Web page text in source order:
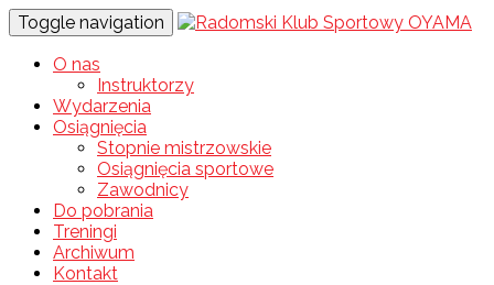
Toggle navigation
O nas
Instruktorzy
Wydarzenia
Osiągnięcia
Stopnie mistrzowskie
Osiągnięcia sportowe
Zawodnicy
Do pobrania
Treningi
Archiwum
Kontakt